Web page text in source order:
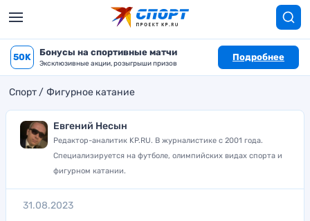
50K Бонусы на спортивные матчи
Эксклюзивные акции, розыгрыши призов
Подробнее
Спорт Фигурное катание
Евгений Несын
Редактор-аналитик KP.RU. В журналистике с 2001 года.
Специализируется на футболе, олимпийских видах спорта и
фигурном катании.
31.08.2023